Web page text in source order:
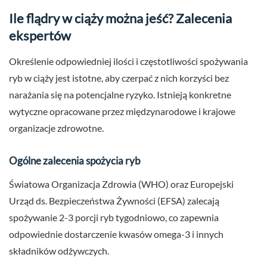
Ile flądry w ciąży można jeść? Zalecenia
ekspertów
Określenie odpowiedniej ilości i częstotliwości spożywania
ryb w ciąży jest istotne, aby czerpać z nich korzyści bez
narażania się na potencjalne ryzyko. Istnieją konkretne
wytyczne opracowane przez międzynarodowe i krajowe
organizacje zdrowotne.
Ogólne zalecenia spożycia ryb
Światowa Organizacja Zdrowia (WHO) oraz Europejski
Urząd ds. Bezpieczeństwa Żywności (EFSA) zalecają
spożywanie 2-3 porcji ryb tygodniowo, co zapewnia
odpowiednie dostarczenie kwasów omega-3 i innych
składników odżywczych.